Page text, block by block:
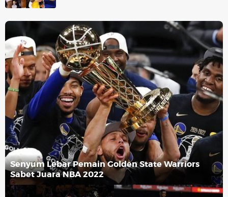
Senyum Lebar Pemain Golden State Warriors
Sabet Juara NBA 2022